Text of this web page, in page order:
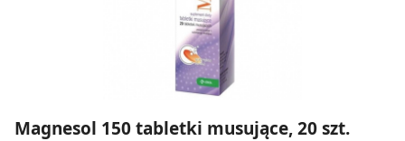
Magnesol 150 tabletki musujące, 20 szt.